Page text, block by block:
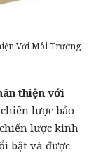
Với Môi Trường
thiện với
lược bảo
lược kinh
bật và được